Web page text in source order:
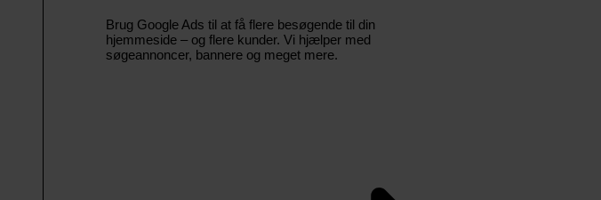
Brug Google Ads til at få flere besøgende til din
hjemmeside – og flere kunder. Vi hjælper med
søgeannoncer, bannere og meget mere.